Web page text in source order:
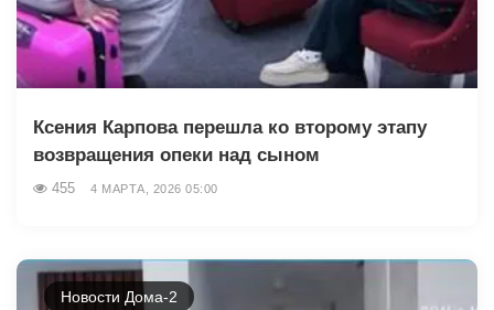
Ксения Карпова перешла ко второму этапу
возвращения опеки над сыном
455 4 МАРТА, 2026 05:00
Новости Дома-2